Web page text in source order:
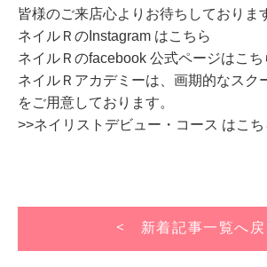
皆様のご来店心よりお待ちしておりま
ネイルＲのInstagram はこちら
ネイルＲのfacebook 公式ページはこち
ネイルＲアカデミーは、画期的なスク
をご用意しております。
>>ネイリストデビュー・コース はこち
< 新着記事一覧へ戻